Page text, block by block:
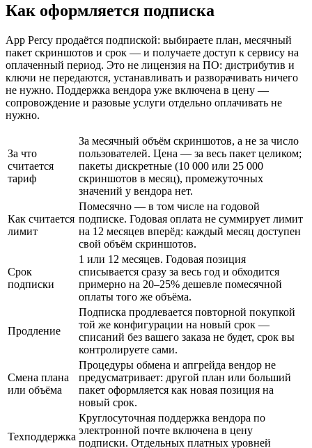
Как оформляется подписка
App Percy продаётся подпиской: выбираете план, месячный
пакет скриншотов и срок — и получаете доступ к сервису на
оплаченный период. Это не лицензия на ПО: дистрибутив и
ключи не передаются, устанавливать и разворачивать ничего
не нужно. Поддержка вендора уже включена в цену —
сопровождение и разовые услуги отдельно оплачивать не
нужно.
За что
считается
тариф
За месячный объём скриншотов, а не за число
пользователей. Цена — за весь пакет целиком;
пакеты дискретные (10 000 или 25 000
скриншотов в месяц), промежуточных
значений у вендора нет.
Как считается
лимит
Помесячно — в том числе на годовой
подписке. Годовая оплата не суммирует лимит
на 12 месяцев вперёд: каждый месяц доступен
свой объём скриншотов.
Срок
подписки
1 или 12 месяцев. Годовая позиция
списывается сразу за весь год и обходится
примерно на 20–25% дешевле помесячной
оплаты того же объёма.
Продление
Подписка продлевается повторной покупкой
той же конфигурации на новый срок —
списаний без вашего заказа не будет, срок вы
контролируете сами.
Смена плана
или объёма
Процедуры обмена и апгрейда вендор не
предусматривает: другой план или больший
пакет оформляется как новая позиция на
новый срок.
Техподдержка
Круглосуточная поддержка вендора по
электронной почте включена в цену
подписки. Отдельных платных уровней